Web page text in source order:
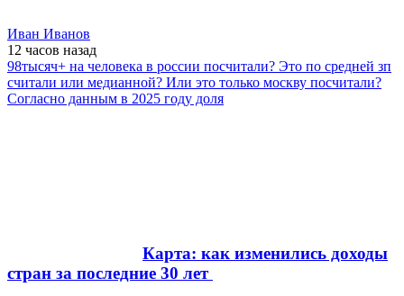
Иван Иванов
12 часов назад
98тысяч+ на человека в россии посчитали? Это по средней зп
считали или медианной? Или это только москву посчитали?
Согласно данным в 2025 году доля
Карта: как изменились доходы
стран за последние 30 лет